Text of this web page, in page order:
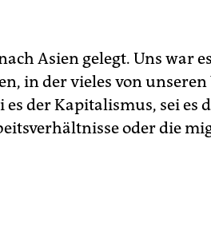
Asien gelegt. Uns war
in der vieles von
der Kapitalismus, sei es
oder die